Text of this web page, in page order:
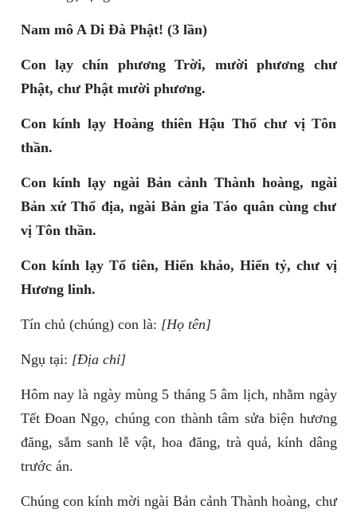
Nam mô A Di Đà Phật! (3 lần)
Con lạy chín phương Trời, mười phương chư
Phật, chư Phật mười phương.
Con kính lạy Hoàng thiên Hậu Thổ chư vị Tôn
thần.
Con kính lạy ngài Bản cảnh Thành hoàng, ngài
Bản xứ Thổ địa, ngài Bản gia Táo quân cùng chư
vị Tôn thần.
Con kính lạy Tổ tiên, Hiển khảo, Hiển tỷ, chư vị
Hương linh.
Tín chủ (chúng) con là: [Họ tên]
Ngụ tại: [Địa chỉ]
Hôm nay là ngày mùng 5 tháng 5 âm lịch, nhằm ngày
Tết Đoan Ngọ, chúng con thành tâm sửa biện hương
đăng, sắm sanh lễ vật, hoa đăng, trà quả, kính dâng
trước án.
Chúng con kính mời ngài Bản cảnh Thành hoàng, chư